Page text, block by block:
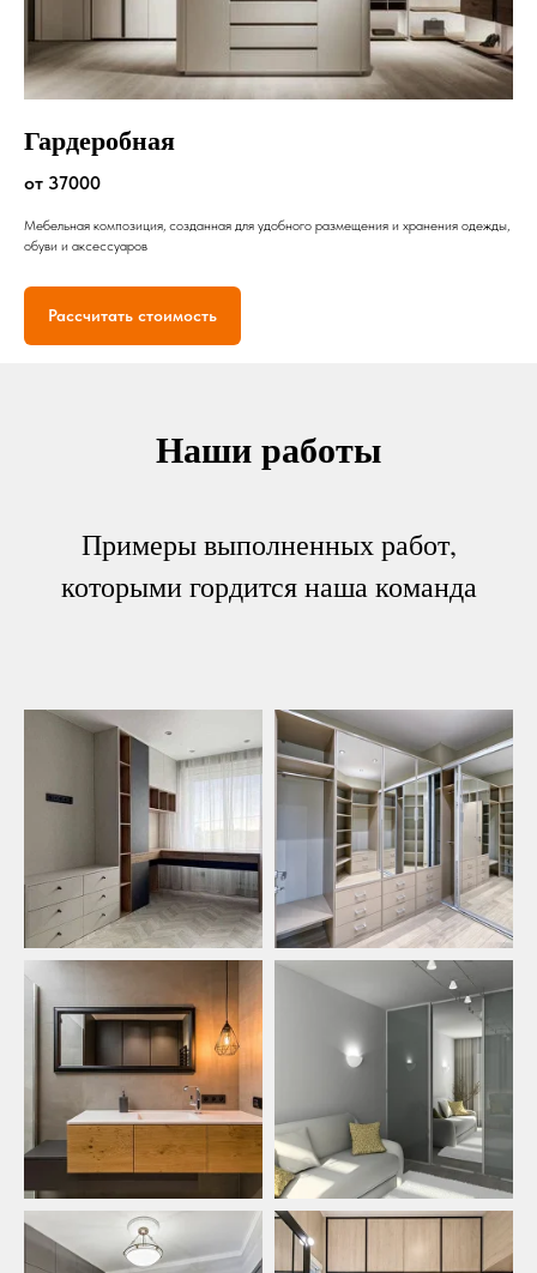
Гардеробная
от 37000
Мебельная композиция, созданная для удобного размещения и хранения одежды,
обуви и аксессуаров
Рассчитать стоимость
Наши работы
Примеры выполненных работ,
которыми гордится наша команда